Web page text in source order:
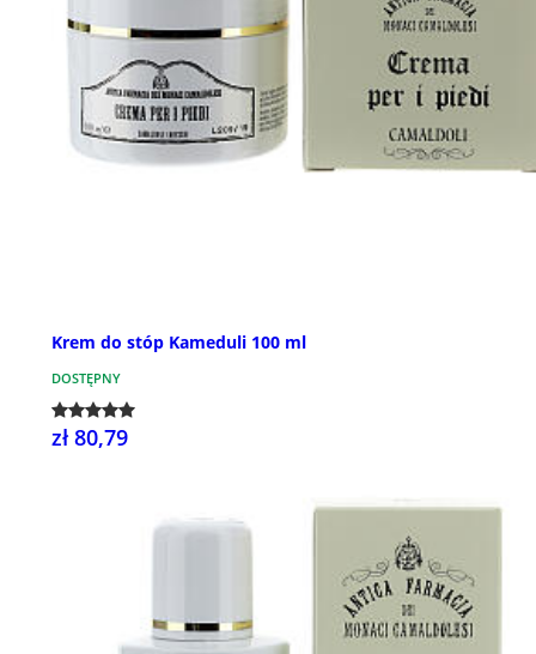
Krem do stóp Kameduli 100 ml
DOSTĘPNY
zł 80,79